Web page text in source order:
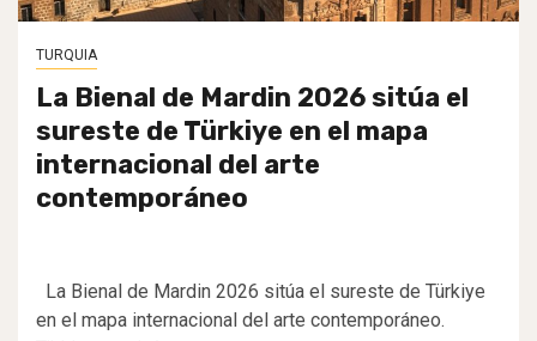
TURQUIA
La Bienal de Mardin 2026 sitúa el
sureste de Türkiye en el mapa
internacional del arte
contemporáneo
La Bienal de Mardin 2026 sitúa el sureste de Türkiye
en el mapa internacional del arte contemporáneo.